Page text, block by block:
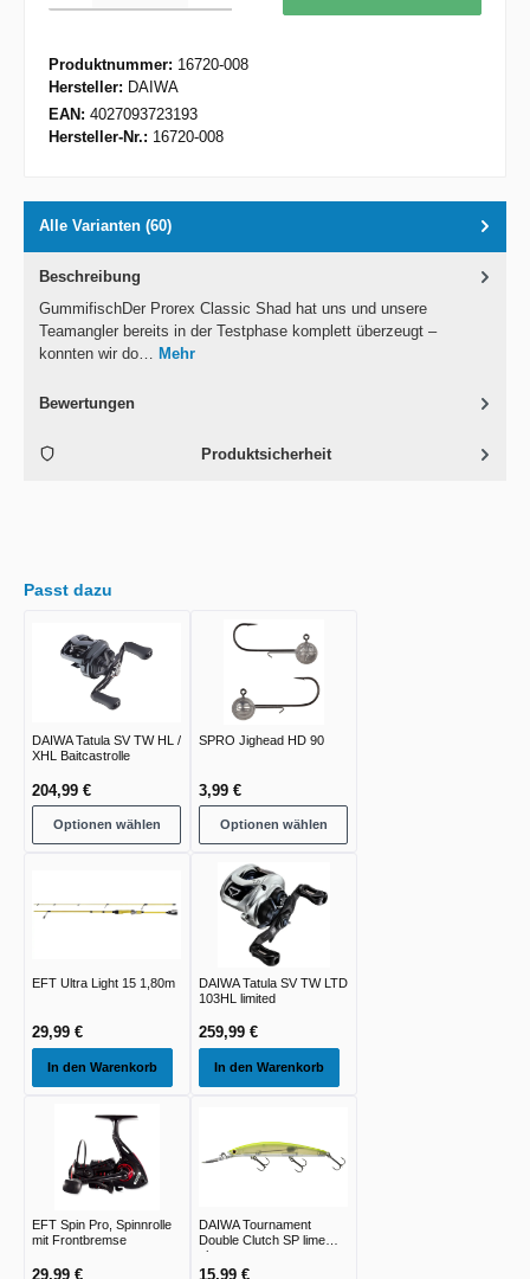
Produktnummer: 16720-008
Hersteller: DAIWA
EAN: 4027093723193
Hersteller-Nr.: 16720-008
Alle Varianten (60)
Beschreibung
GummifischDer Prorex Classic Shad hat uns und unsere
Teamangler bereits in der Testphase komplett überzeugt –
konnten wir do… Mehr
Bewertungen
Produktsicherheit
Passt dazu
DAIWA Tatula SV TW HL /
XHL Baitcastrolle
204,99 €
Optionen wählen
SPRO Jighead HD 90
3,99 €
Optionen wählen
EFT Ultra Light 15 1,80m
29,99 €
In den Warenkorb
DAIWA Tatula SV TW LTD
103HL limited
259,99 €
In den Warenkorb
EFT Spin Pro, Spinnrolle
mit Frontbremse
29,99 €
DAIWA Tournament
Double Clutch SP lime
chart
15,99 €